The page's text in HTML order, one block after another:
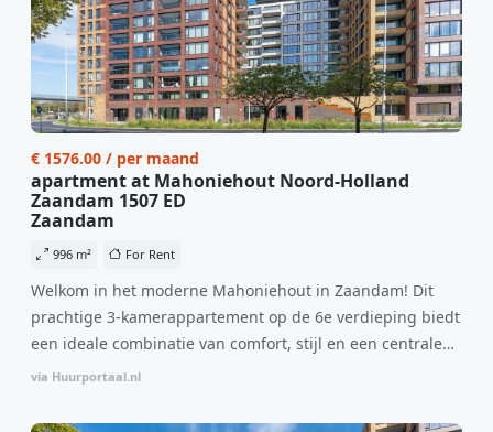
€ 1576.00 / per maand
apartment at Mahoniehout Noord-Holland
Zaandam 1507 ED
Zaandam
996 m² For Rent
Welkom in het moderne Mahoniehout in Zaandam! Dit
prachtige 3-kamerappartement op de 6e verdieping biedt
een ideale combinatie van comfort, stijl en een centrale
locatie. Met een huurprijs van €1.576 per maand
per maand is dit een geweldige kans voor professionals
via Huurportaal.nl